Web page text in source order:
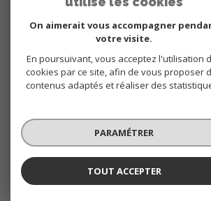
Avis clients
© 2026 | Tous droits réservés | Traduction
|
Nos honoraires
Plan du site
Admin
Nos liens Politique RGPD
On aimerait vous accompagner
votre visite.
En poursuivant, vous acceptez l'utilisation
cookies par ce site, afin de vous proposer
contenus adaptés et réaliser des
PARAMÉTRER
TOUT ACCEPTER